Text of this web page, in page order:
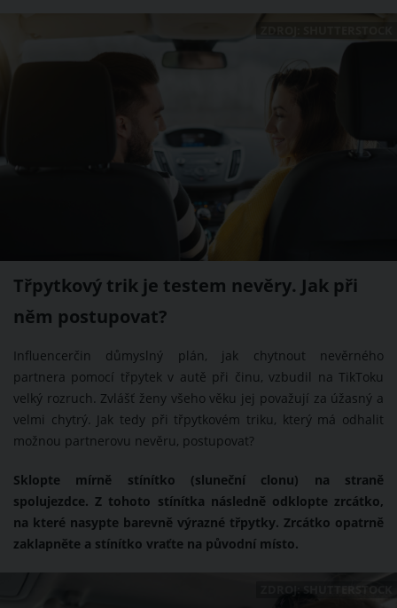
Třpytkový trik je testem nevěry. Jak při
něm postupovat?
Influencerčin důmyslný plán, jak chytnout nevěrného
partnera pomocí třpytek v autě při činu, vzbudil na TikToku
velký rozruch. Zvlášť ženy všeho věku jej považují za úžasný a
velmi chytrý. Jak tedy při třpytkovém triku, který má odhalit
možnou partnerovu nevěru, postupovat?
Sklopte mírně stínítko (sluneční clonu) na straně
spolujezdce. Z tohoto stínítka následně odklopte zrcátko,
na které nasypte barevně výrazné třpytky. Zrcátko opatrně
zaklapněte a stínítko vraťte na původní místo.
ZDROJ: SHUTTERSTOCK